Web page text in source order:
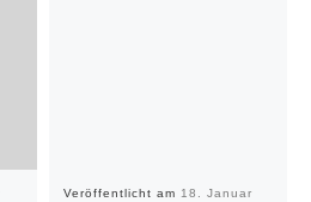
Veröffentlicht am 18. Januar